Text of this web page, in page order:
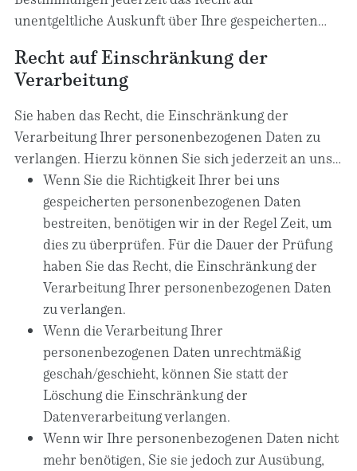
ART. 21 ABS. 1 DSGVO).
es technisch machbar ist.
unentgeltliche Auskunft über Ihre gespeicherten
Empfänger und den Zweck der Datenverarbeitung
und ggf. ein Recht auf Berichtigung oder Löschung
dieser Daten. Hierzu sowie zu weiteren Fragen zum
Thema personenbezogene Daten können Sie sich
jederzeit an uns wenden.
Recht auf Einschränkung der
Verarbeitung
Sie haben das Recht, die Einschränkung der
Verarbeitung Ihrer personenbezogenen Daten zu
verlangen. Hierzu können Sie sich jederzeit an uns
wenden. Das Recht auf Einschränkung der
Verarbeitung besteht in folgenden Fällen:
Wenn Sie die Richtigkeit Ihrer bei uns
gespeicherten personenbezogenen Daten
bestreiten, benötigen wir in der Regel Zeit, um
dies zu überprüfen. Für die Dauer der Prüfung
haben Sie das Recht, die Einschränkung der
Verarbeitung Ihrer personenbezogenen Daten
zu verlangen.
Wenn die Verarbeitung Ihrer
personenbezogenen Daten unrechtmäßig
geschah/geschieht, können Sie statt der
Löschung die Einschränkung der
Datenverarbeitung verlangen.
Wenn wir Ihre personenbezogenen Daten nicht
mehr benötigen, Sie sie jedoch zur Ausübung,